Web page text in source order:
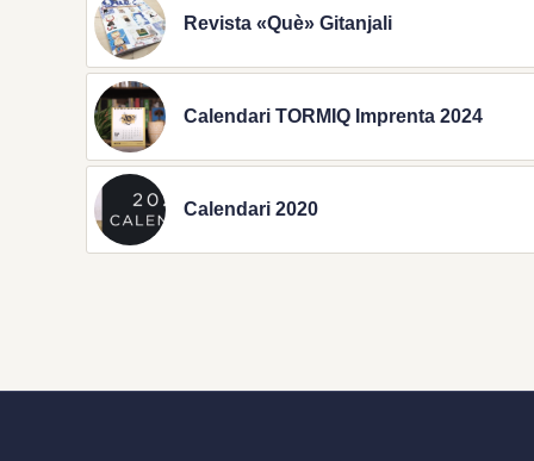
Revista «Què» Gitanjali
Calendari TORMIQ Imprenta 2024
Calendari 2020